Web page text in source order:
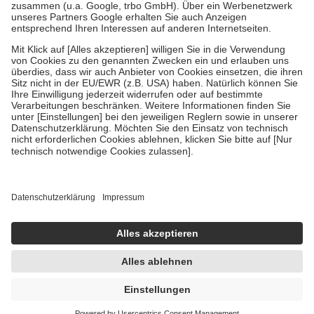
Verordnung.
Um das Engagement der Versicherten für ihre eigene Gesundheit zu
stärken und die besondere Stellung der Familie zu unterstützen,
fallenkeine Zuzahlungenan bei:
• Kindern und Jugendlichen bis zum vollendeten 18. Lebensjahr
mit Ausnahme der Fahrkosten
• Untersuchungen zur Vorsorge und Früherkennung, die von der
GKV getragen werden
• empfohlenen Schutzimpfungen
• Harn- und Blutteststreifen
getroffen, um sicherzustellen, dass es sich um echte Bewertungen
https://help.etrusted.com/hc/de/articles/4419944605341
Einige Bilder und Inhalte wurden unter Zuhilfenahme künstlicher